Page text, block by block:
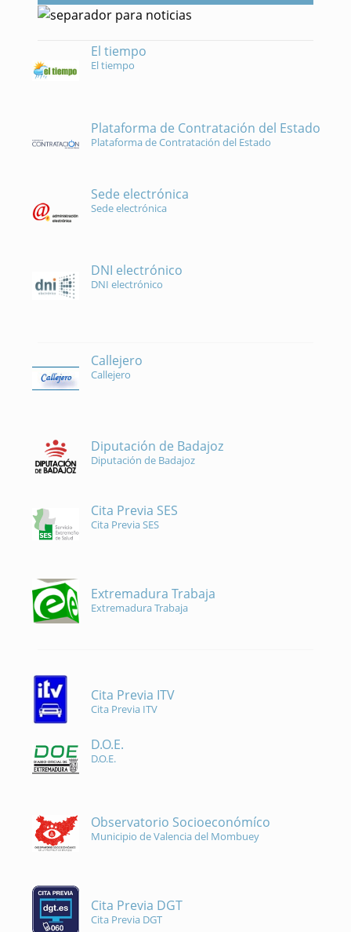
El tiempo
El tiempo
Plataforma de Contratación del Estado
Plataforma de Contratación del Estado
Sede electrónica
Sede electrónica
DNI electrónico
DNI electrónico
Callejero
Callejero
Diputación de Badajoz
Diputación de Badajoz
Cita Previa SES
Cita Previa SES
Extremadura Trabaja
Extremadura Trabaja
Cita Previa ITV
Cita Previa ITV
D.O.E.
D.O.E.
Observatorio Socioeconómíco
Municipio de Valencia del Mombuey
Cita Previa DGT
Cita Previa DGT